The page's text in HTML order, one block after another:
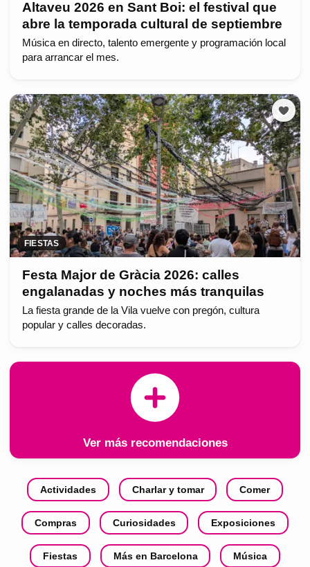
Altaveu 2026 en Sant Boi: el festival que
abre la temporada cultural de septiembre
Música en directo, talento emergente y programación local
para arrancar el mes.
FIESTAS
Festa Major de Gràcia 2026: calles
engalanadas y noches más tranquilas
La fiesta grande de la Vila vuelve con pregón, cultura
popular y calles decoradas.
Ver más recomendaciones
Actividades Charlar y tomar Comer
Compras Curiosidades Exposiciones
Fiestas Más en Barcelona Música